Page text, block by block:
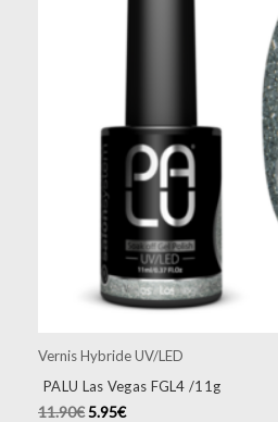
Vernis Hybride UV/LED
PALU Las Vegas FGL4 /11g
11.90€5.95€